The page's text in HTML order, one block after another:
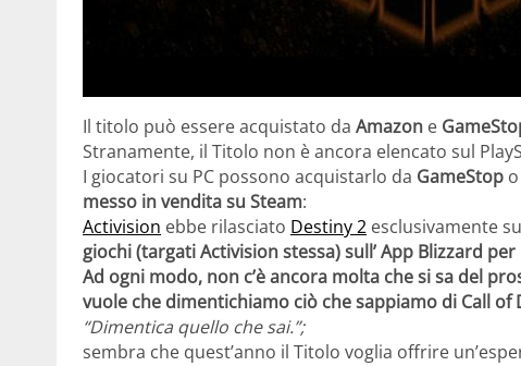
Il titolo può essere acquistato da Amazon e
Stranamente, il Titolo non è ancora elencato sul
I giocatori su PC possono acquistarlo da GameStop o
messo in vendita su Steam:
Activision ebbe rilasciato Destiny 2 esclusivamente su
giochi (targati Activision stessa) sull’ App Blizzard per
Ad ogni modo, non c’è ancora molta che si sa del
vuole che dimentichiamo ciò che sappiamo di Call of
“Dimentica quello che sai.”;
sembra che quest’anno il Titolo voglia offrire